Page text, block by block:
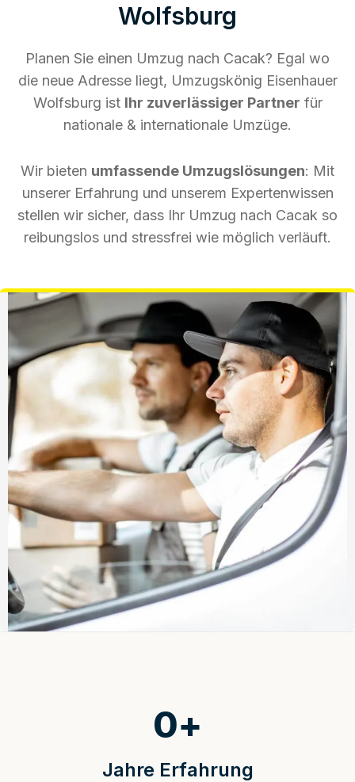
Wolfsburg
Planen Sie einen Umzug nach Cacak? Egal wo
die neue Adresse liegt, Umzugskönig Eisenhauer
Wolfsburg ist Ihr zuverlässiger Partner für
nationale & internationale Umzüge.
Wir bieten umfassende Umzugslösungen: Mit
unserer Erfahrung und unserem Expertenwissen
stellen wir sicher, dass Ihr Umzug nach Cacak so
reibungslos und stressfrei wie möglich verläuft.
Jahre Erfahrung
0+